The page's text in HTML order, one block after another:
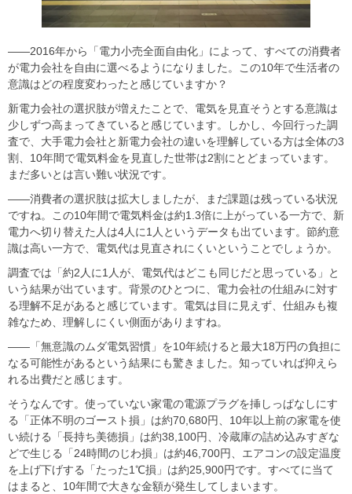
――2016年から「電力小売全面自由化」によって、すべての消費者
が電力会社を自由に選べるようになりました。この10年で生活者の
意識はどの程度変わったと感じていますか？
新電力会社の選択肢が増えたことで、電気を見直そうとする意識は
少しずつ高まってきていると感じています。しかし、今回行った調
査で、大手電力会社と新電力会社の違いを理解している方は全体の3
割、10年間で電気料金を見直した世帯は2割にとどまっています。
まだ多いとは言い難い状況です。
――消費者の選択肢は拡大しましたが、まだ課題は残っている状況
ですね。この10年間で電気料金は約1.3倍に上がっている一方で、新
電力へ切り替えた人は4人に1人というデータも出ています。節約意
識は高い一方で、電気代は見直されにくいということでしょうか。
調査では「約2人に1人が、電気代はどこも同じだと思っている」と
いう結果が出ています。背景のひとつに、電力会社の仕組みに対す
る理解不足があると感じています。電気は目に見えず、仕組みも複
雑なため、理解しにくい側面がありますね。
――「無意識のムダ電気習慣」を10年続けると最大18万円の負担に
なる可能性があるという結果にも驚きました。知っていれば抑えら
れる出費だと感じます。
そうなんです。使っていない家電の電源プラグを挿しっぱなしにす
る「正体不明のゴースト損」は約70,680円、10年以上前の家電を使
い続ける「長持ち美徳損」は約38,100円、冷蔵庫の詰め込みすぎな
どで生じる「24時間のじわ損」は約46,700円、エアコンの設定温度
を上げ下げする「たった1℃損」は約25,900円です。すべてに当て
はまると、10年間で大きな金額が発生してしまいます。